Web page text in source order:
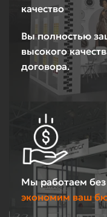
качество
Вы полностью
высокого
договора.
Мы работаем
экономим ваш